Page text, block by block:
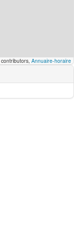
contributors, Annuaire-horaire